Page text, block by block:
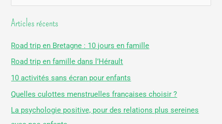
c
r
c
h
e
Articles récents
Road trip en Bretagne : 10 jours en famille
Road trip en famille dans l’Hérault
10 activités sans écran pour enfants
Quelles culottes menstruelles françaises choisir ?
La psychologie positive, pour des relations plus sereines